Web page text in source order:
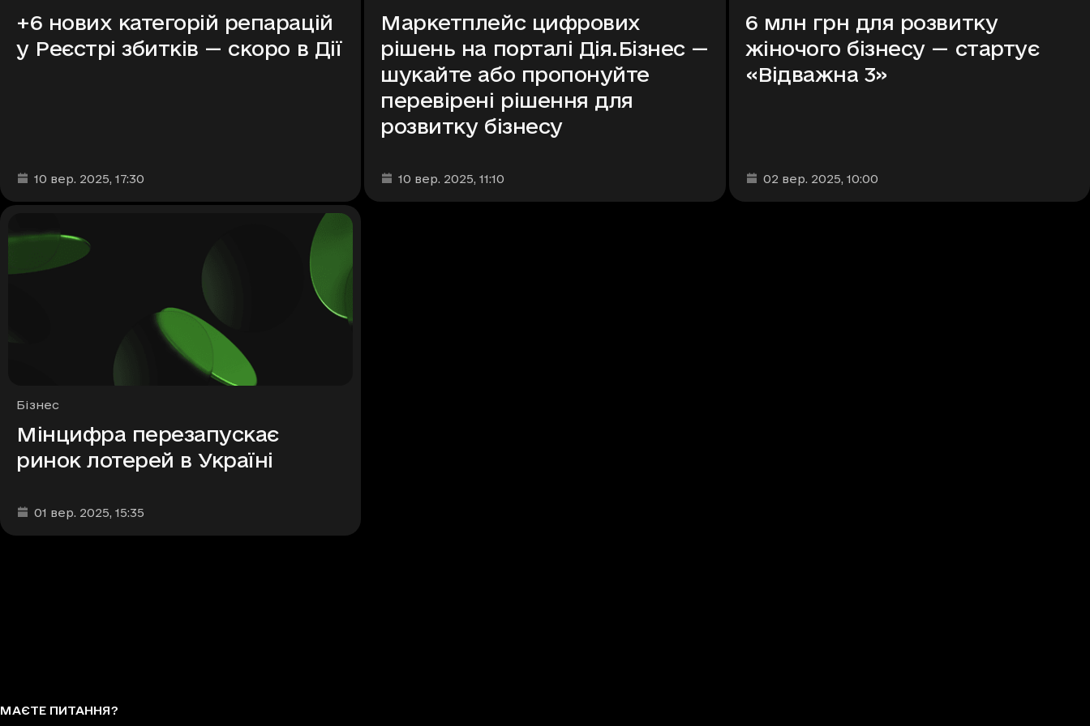
+6 нових категорій репарацій
у Реєстрі збитків — скоро в Дії
Дата та час публікації
10 вер. 2025, 17:30
Маркетплейс цифрових
рішень на порталі Дія.Бізнес —
шукайте або пропонуйте
перевірені рішення для
розвитку бізнесу
Дата та час публікації
10 вер. 2025, 11:10
6 млн грн для розвитку
жіночого бізнесу — стартує
«Відважна 3»
Дата та час публікації
02 вер. 2025, 10:00
Рубрики
Бізнес
Мінцифра перезапускає
ринок лотерей в Україні
Дата та час публікації
01 вер. 2025, 15:35
МАЄТЕ ПИТАННЯ?